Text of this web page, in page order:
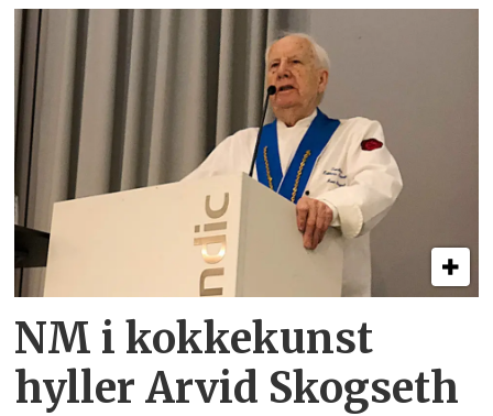
NM i kokkekunst
hyller Arvid Skogseth